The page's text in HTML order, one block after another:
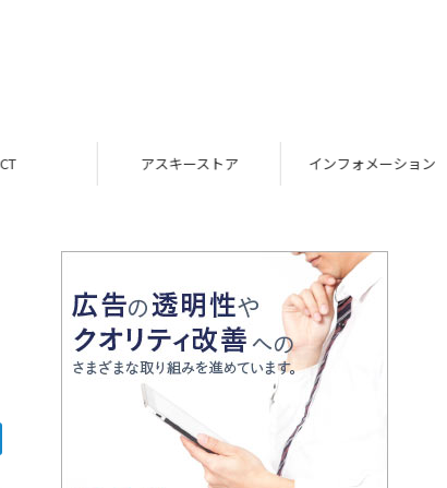
アスキーストア インフォメーション